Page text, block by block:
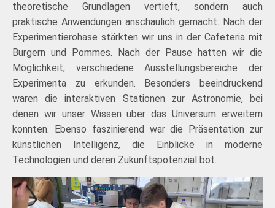
theoretische Grundlagen vertieft, sondern auch
praktische Anwendungen anschaulich gemacht. Nach der
Experimentierohase stärkten wir uns in der Cafeteria mit
Burgern und Pommes. Nach der Pause hatten wir die
Möglichkeit, verschiedene Ausstellungsbereiche der
Experimenta zu erkunden. Besonders beeindruckend
waren die interaktiven Stationen zur Astronomie, bei
denen wir unser Wissen über das Universum erweitern
konnten. Ebenso faszinierend war die Präsentation zur
künstlichen Intelligenz, die Einblicke in moderne
Technologien und deren Zukunftspotenzial bot.